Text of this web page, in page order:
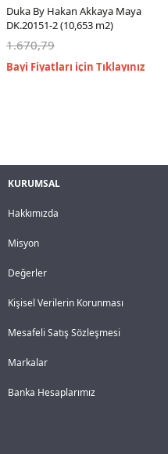
Duka By Hakan Akkaya Maya
DK.20151-2 (10,653 m2)
1.670,79
KURUMSAL
Hakkımızda
Misyon
Değerler
Kişisel Verilerin Korunması
Mesafeli Satış Sözleşmesi
Markalar
Banka Hesaplarımız